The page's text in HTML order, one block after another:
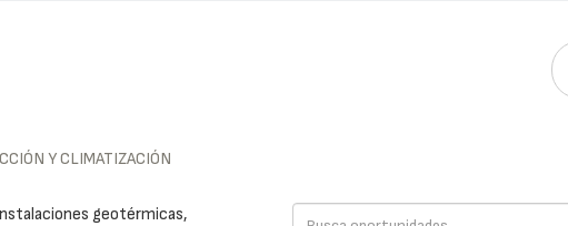
Y CLIMATIZACIÓN
geotérmicas,